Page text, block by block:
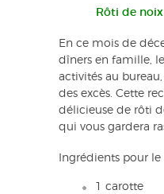
Rôti de
En ce mois de
dîners en famille,
activités au
des excès. Cette
délicieuse de rôti
qui vous gardera
Ingrédients pour
1 carotte